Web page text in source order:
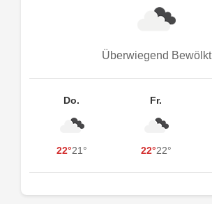
Überwiegend Bewölkt
Do.
22°21°
Fr.
22°22°